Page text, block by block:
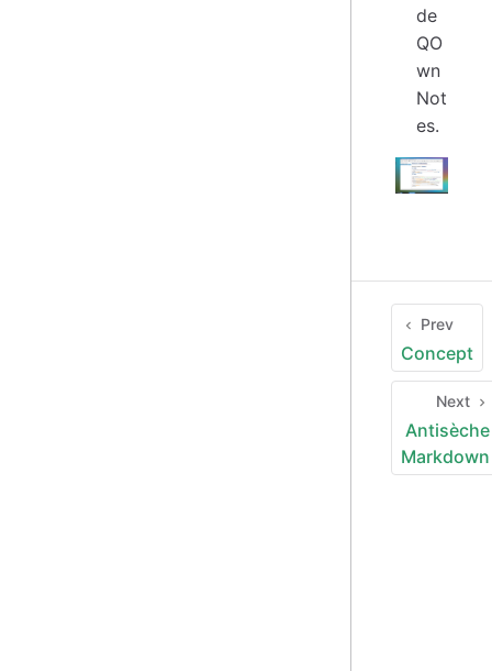
de
QO
wn
Not
es.
Prev
Concept
Next
Antisèche
Markdown